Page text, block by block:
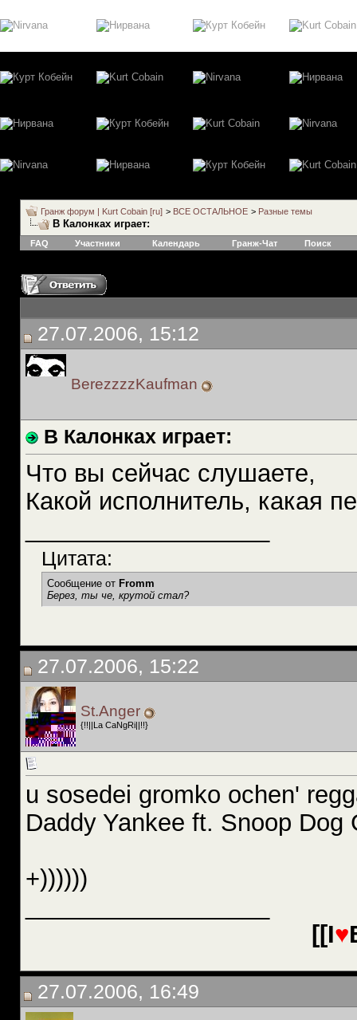
Гранж форум | Kurt Cobain [ru] > ВСЕ ОСТАЛЬНОЕ > Разные темы
В Калонках играет:
FAQ Участники Календарь Гранж-Чат Поиск
27.07.2006, 15:12
BerezzzzKaufman
В Калонках играет:
Что вы сейчас слушаете,
Какой исполнитель, какая
Цитата:
Сообщение от Fromm
Берез, ты че, крутой стал?
27.07.2006, 15:22
St.Anger
{!!||La CaNgRi||!!}
u sosedei gromko ochen'
Daddy Yankee ft. Snoop Dog
+))))))
[[I♥
27.07.2006, 16:49